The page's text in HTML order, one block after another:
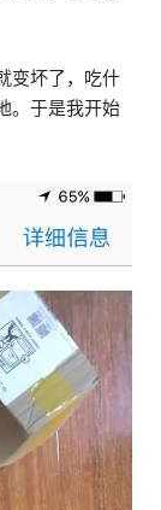
变坏了，吃什
。于是我开始